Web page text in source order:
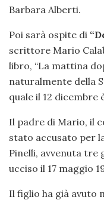
Barbara Alberti.
Poi sarà ospite di
scrittore Mario
libro, “La mattina
naturalmente della
quale il 12 dicembre
Il padre di Mario, il
stato accusato per
Pinelli, avvenuta tre
ucciso il 17 maggio
Il figlio ha già avuto